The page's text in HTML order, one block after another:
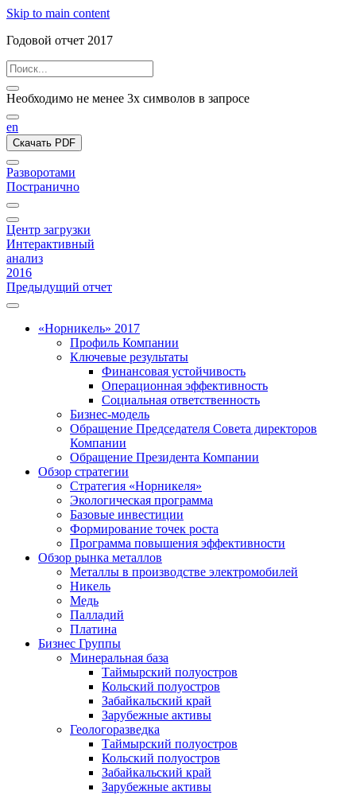
Skip to main content
Годовой отчет 2017
Необходимо не менее 3х символов в запросе
en
Скачать PDF
Разворотами
Постранично
Центр загрузки
Интерактивный
анализ
2016
Предыдущий отчет
«Норникель» 2017
Профиль Компании
Ключевые результаты
Финансовая устойчивость
Операционная эффективность
Социальная ответственность
Бизнес-модель
Обращение Председателя Совета директоров
Компании
Обращение Президента Компании
Обзор стратегии
Стратегия «Норникеля»
Экологическая программа
Базовые инвестиции
Формирование точек роста
Программа повышения эффективности
Обзор рынка металлов
Металлы в производстве электромобилей
Никель
Медь
Палладий
Платина
Бизнес Группы
Минеральная база
Таймырский полуостров
Кольский полуостров
Забайкальский край
Зарубежные активы
Геологоразведка
Таймырский полуостров
Кольский полуостров
Забайкальский край
Зарубежные активы